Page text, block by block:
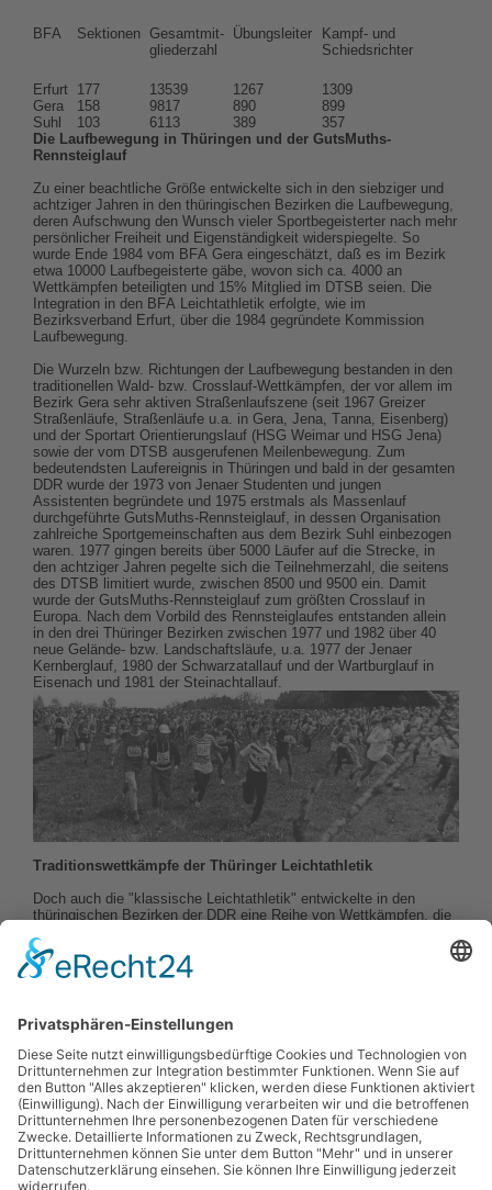
BFA Sektionen Gesamtmit-
gliederzahl
Übungsleiter
Kampf- und
Schiedsrichter
Erfurt 177 13539 1267
1309
Gera
158 9817 890
899
Suhl
103 6113 389
357
Die Laufbewegung in Thüringen und der GutsMuths-
Rennsteiglauf
Zu einer beachtliche Größe entwickelte sich in den siebziger und
achtziger Jahren in den thüringischen Bezirken die Laufbewegung,
deren Aufschwung den Wunsch vieler Sportbegeisterter nach mehr
persönlicher Freiheit und Eigenständigkeit widerspiegelte. So
wurde Ende 1984 vom BFA Gera eingeschätzt, daß es im Bezirk
etwa 10000 Laufbegeisterte gäbe, wovon sich ca. 4000 an
Wettkämpfen beteiligten und 15% Mitglied im DTSB seien. Die
Integration in den BFA Leichtathletik erfolgte, wie im
Bezirksverband Erfurt, über die 1984 gegründete Kommission
Laufbewegung.
Die Wurzeln bzw. Richtungen der Laufbewegung bestanden in den
traditionellen Wald- bzw. Crosslauf-Wettkämpfen, der vor allem im
Bezirk Gera sehr aktiven Straßenlaufszene (seit 1967 Greizer
Straßenläufe, Straßenläufe u.a. in Gera, Jena, Tanna, Eisenberg)
und der Sportart Orientierungslauf (HSG Weimar und HSG Jena)
sowie der vom DTSB ausgerufenen Meilenbewegung. Zum
bedeutendsten Laufereignis in Thüringen und bald in der gesamten
DDR wurde der 1973 von Jenaer Studenten und jungen
Assistenten begründete und 1975 erstmals als Massenlauf
durchgeführte GutsMuths-Rennsteiglauf, in dessen Organisation
zahlreiche Sportgemeinschaften aus dem Bezirk Suhl einbezogen
waren. 1977 gingen bereits über 5000 Läufer auf die Strecke, in
den achtziger Jahren pegelte sich die Teilnehmerzahl, die seitens
des DTSB limitiert wurde, zwischen 8500 und 9500 ein. Damit
wurde der GutsMuths-Rennsteiglauf zum größten Crosslauf in
Europa. Nach dem Vorbild des Rennsteiglaufes entstanden allein
in den drei Thüringer Bezirken zwischen 1977 und 1982 über 40
neue Gelände- bzw. Landschaftsläufe, u.a. 1977 der Jenaer
Kernberglauf, 1980 der Schwarzatallauf und der Wartburglauf in
Eisenach und 1981 der Steinachtallauf.
Traditionswettkämpfe der Thüringer Leichtathletik
Doch auch die "klassische Leichtathletik" entwickelte in den
thüringischen Bezirken der DDR eine Reihe von Wettkämpfen, die
ausstrahlen. Dazu zählen z.B. die seit 1964 durchgeführten
Nationalen Herbstsportfeste in Schmalkalden, der 1977 begründete
"Arnstädter Hochsprung mit Musik", die internationalen
in Schkölen. Das Erfurter Georgi-Dimitroff-Stadion und das Jenaer
Ernst-Abbe-Stadion waren mehrfach Schauplätze von DDR-
Meisterschaften, Olympia- und WM-Ausscheidungen.
zurück zur Geschichte von 1918 - 1945
weiter zur Geschichte nach 1990